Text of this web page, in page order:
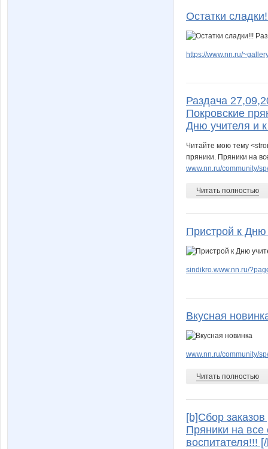
Остатки
https://www.nn.ru/
Раздача
Покровские
Дню учителя и
Читайте мою тему
пряники. Пряники на
www.nn.ru/community/
Читать полностью
Пристрой к Дню
sindikro.www.nn.ru/
Вкусная
www.nn.ru/community/
Читать полностью
[b]Сбор
Пряники на
воспитателя!!!